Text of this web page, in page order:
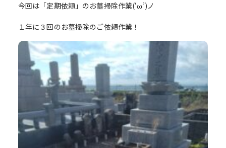
今回は「定期依頼」のお墓掃除作業(‘ω’)ノ
１年に３回のお墓掃除のご依頼作業！